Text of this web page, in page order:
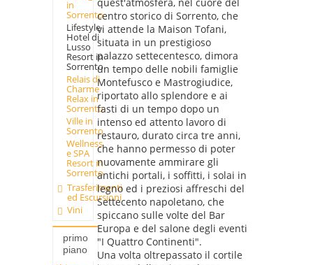
in
Sorrento
Lifestyle
Hotel di
Lusso
Resort in
Sorrento
Relais di
Charme
Relax in
Sorrento
Ville in
Sorrento
Wellness
e SPA
Resort in
Sorrento
Trasferimenti
ed Escursioni
Vini
primo
piano
centro storico di Sorrento, che
vi attende la Maison Tofani,
situata in un prestigioso
palazzo settecentesco, dimora
un tempo delle nobili famiglie
Montefusco e Mastrogiudice,
riportato allo splendore e ai
fasti di un tempo dopo un
intenso ed attento lavoro di
restauro, durato circa tre anni,
che hanno permesso di poter
nuovamente ammirare gli
antichi portali, i soffitti, i solai in
legno ed i preziosi affreschi del
Settecento napoletano, che
spiccano sulle volte del Bar
Europa e del salone degli eventi
"I Quattro Continenti".
Una volta oltrepassato il cortile